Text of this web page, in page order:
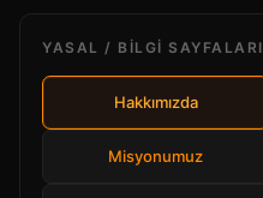
YASAL / BILGI SAYFALARI
Hakkımızda
Misyonumuz